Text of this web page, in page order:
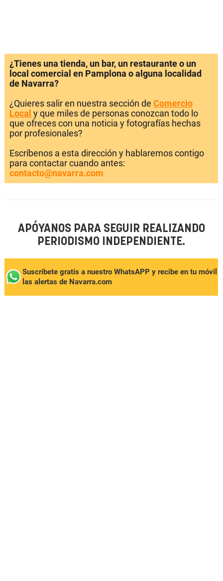
¿Tienes una tienda, un bar, un restaurante o un
local comercial en Pamplona o alguna localidad
de Navarra?
¿Quieres salir en nuestra sección de Comercio
Local y que miles de personas conozcan todo lo
que ofreces con una noticia y fotografías hechas
por profesionales?
Escríbenos a esta dirección y hablaremos contigo
para contactar cuando antes:
contacto@navarra.com
APÓYANOS PARA SEGUIR REALIZANDO
PERIODISMO INDEPENDIENTE.
Suscríbete gratis a nuestro WhatsAPP y recibe en tu móvil
las alertas de Navarra.com